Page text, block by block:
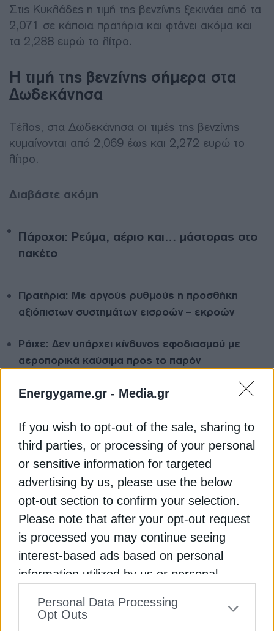
Energygame.gr - Media.gr
If you wish to opt-out of the sale, sharing to
third parties, or processing of your personal
or sensitive information for targeted
advertising by us, please use the below
opt-out section to confirm your selection.
Please note that after your opt-out request
is processed you may continue seeing
interest-based ads based on personal
information utilized by us or personal
to your opt-out. You may separately opt-out
Personal Data Processing
Opt Outs
Στις Κυκλάδες η τιμή της βενζίνης ξεκινάει από τα
2,071 σε κάποια πρατήρια και φτάνει ακόμα και
τα 2,288 ευρώ το λίτρο.
Η τιμή της βενζίνης σήμερα στα
Δωδεκάνησα
Τέλος, στα Δωδεκάνησα οι τιμές της βενζίνης
κυμαίνονται από 2,069 έως και 2,272 ευρώ το
λίτρο.
Διαβάστε ακόμη
Πάροχοι: Ρεύμα, αέριο και… μάστορας στο
πακέτο
Πρατήρια: Με αργούς ρυθμούς η προσθήκη
αξιόπιστων συστημάτων εισροών – εκροών
Ράιχε: Δεν υπάρχει κίνδυνος εφοδιασμού με
αεροπορικά καύσιμα προς το παρόν
ΑΘΗΝΑ ΒΕΝΖΙΝΗ ΔΩΔΕΚΑΝΗΣΑ
ΔΕΊΤΕ ΕΠΊΣΗΣ